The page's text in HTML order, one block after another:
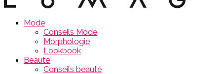
Mode
Conseils Mode
Morphologie
Lookbook
Beauté
Conseils beauté